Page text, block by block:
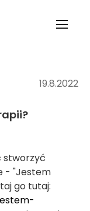
19.8.2022
stworzyć
- "Jestem
go tutaj: